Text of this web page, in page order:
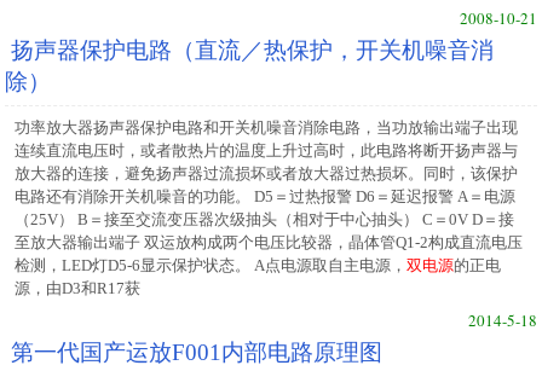
2008-10-21
扬声器保护电路（直流／热保护，开关机噪音消
除）
功率放大器扬声器保护电路和开关机噪音消除电路，当功放输出端子出现
连续直流电压时，或者散热片的温度上升过高时，此电路将断开扬声器与
放大器的连接，避免扬声器过流损坏或者放大器过热损坏。同时，该保护
电路还有消除开关机噪音的功能。 D5＝过热报警 D6＝延迟报警 A＝电源
（25V） B＝接至交流变压器次级抽头（相对于中心抽头） C＝0V D＝接
至放大器输出端子 双运放构成两个电压比较器，晶体管Q1-2构成直流电压
检测，LED灯D5-6显示保护状态。 A点电源取自主电源，双电源的正电
源，由D3和R17获
2014-5-18
第一代国产运放F001内部电路原理图